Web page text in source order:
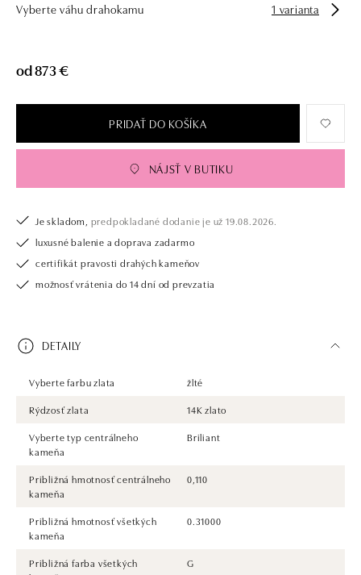
Vyberte váhu drahokamu 1 varianta
od 873 €
PRIDAŤ DO KOŠÍKA
NÁJSŤ V BUTIKU
Je skladom, predpokladané dodanie je už 19.08.2026.
luxusné balenie a doprava zadarmo
certifikát pravosti drahých kameňov
možnosť vrátenia do 14 dní od prevzatia
DETAILY
Vyberte farbu zlata
žlté
Rýdzosť zlata
14K zlato
Vyberte typ centrálneho
kameňa
Briliant
Približná hmotnosť centrálneho
kameňa
0,110
Približná hmotnosť všetkých
kameňa
0.31000
Približná farba všetkých
G